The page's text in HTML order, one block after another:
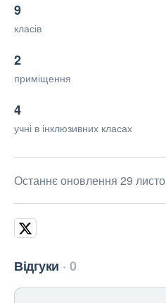
9
класів
2
приміщення
4
учні в інклюзивних класах
Останнє оновлення 29
Відгуки 0